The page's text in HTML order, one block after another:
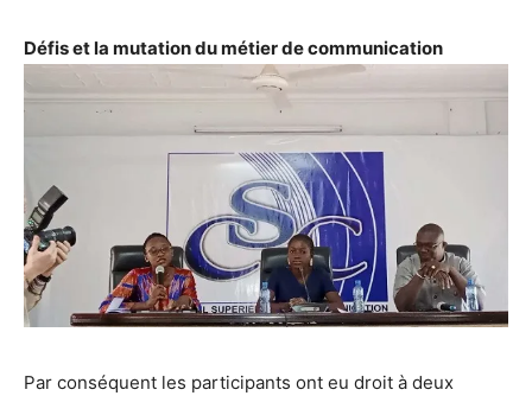
Défis et la mutation du métier de communication
Par conséquent les participants ont eu droit à deux